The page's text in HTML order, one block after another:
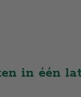
in één